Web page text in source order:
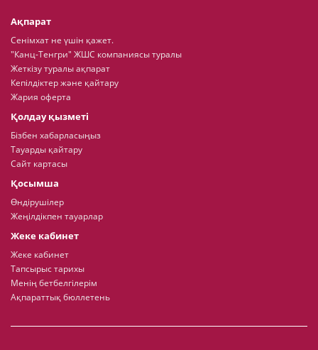
Ақпарат
Сенімхат не үшін қажет.
"Канц-Тенгри" ЖШС компаниясы туралы
Жеткізу туралы ақпарат
Кепілдіктер және қайтару
Жария оферта
Қолдау қызметі
Бізбен хабарласыңыз
Тауарды қайтару
Сайт картасы
Қосымша
Өндірушілер
Жеңілдікпен тауарлар
Жеке кабинет
Жеке кабинет
Тапсырыс тарихы
Менің бетбелгілерім
Ақпараттық бюллетень